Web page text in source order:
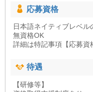
応募資格
日本語ネイティブレベ
無資格OK
詳細は特記事項【応募資
待遇
【研修等】